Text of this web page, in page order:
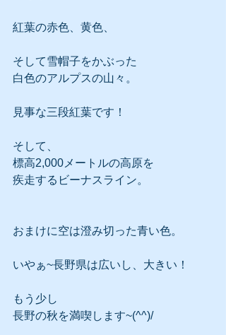
紅葉の赤色、黄色、
そして雪帽子をかぶった
白色のアルプスの山々。
見事な三段紅葉です！
そして、
標高2,000メートルの高原を
疾走するビーナスライン。
おまけに空は澄み切った青い色。
いやぁ~長野県は広いし、大きい！
もう少し
長野の秋を満喫します~(^^)/